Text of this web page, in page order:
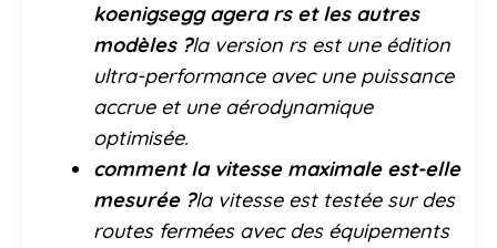
koenigsegg agera rs et les autres
modèles ?la version rs est une édition
ultra-performance avec une puissance
accrue et une aérodynamique
optimisée.
comment la vitesse maximale est-elle
mesurée ?la vitesse est testée sur des
routes fermées avec des équipements